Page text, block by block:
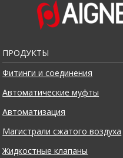
ПРОДУКТЫ
Фитинги и соединения
Автоматические муфты
Автоматизация
Магистрали сжатого воздуха
Жидкостные клапаны